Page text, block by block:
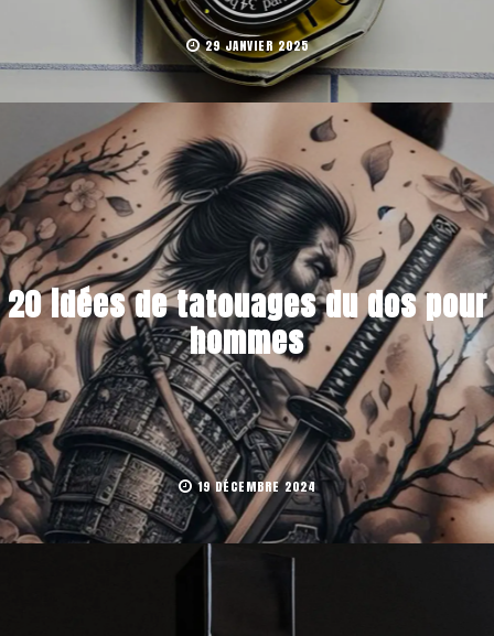
29 JANVIER 2025
20 idées de tatouages du dos pour
hommes
19 DÉCEMBRE 2024